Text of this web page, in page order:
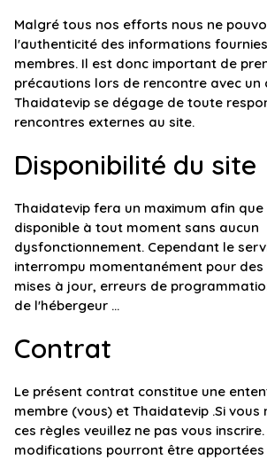
Malgré tous nos efforts nous ne
l'authenticité des informations
membres. Il est donc important de
précautions lors de rencontre avec un
Thaidatevip se dégage de toute
rencontres externes au site.
Disponibilité du site
Thaidatevip fera un maximum afin
disponible à tout moment sans aucun
dysfonctionnement. Cependant le
interrompu momentanément pour
mises à jour, erreurs de
de l'hébergeur ...
Contrat
Le présent contrat constitue une
membre (vous) et Thaidatevip .Si vous
ces règles veuillez ne pas vous inscrire.
modifications pourront être